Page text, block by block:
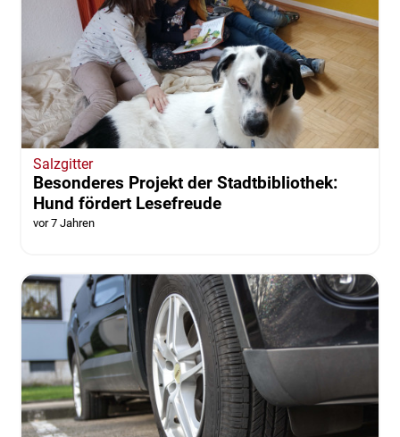
Salzgitter
Besonderes Projekt der Stadtbibliothek:
Hund fördert Lesefreude
vor 7 Jahren